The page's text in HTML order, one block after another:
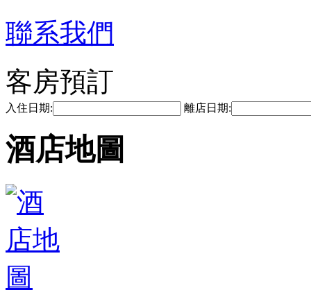
聯系我們
客房預訂
入住日期: 離店日期:
酒店地圖